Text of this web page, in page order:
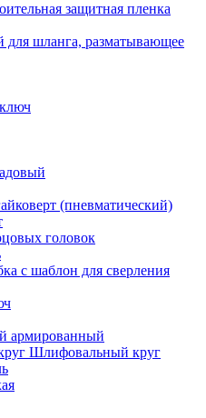
защитная пленка
для шланга, разматывающее
(пневматический)
головок
с шаблон для сверления
армированный
Шлифовальный круг